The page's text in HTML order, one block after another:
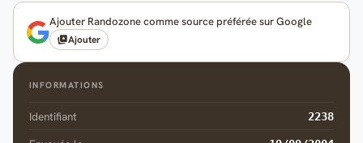
Ajouter Randozone comme source préférée sur Google
Ajouter
INFORMATIONS
Identifiant 2238